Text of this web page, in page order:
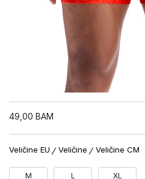
49,00 BAM
Veličine EU Veličine Veličine CM
M L XL